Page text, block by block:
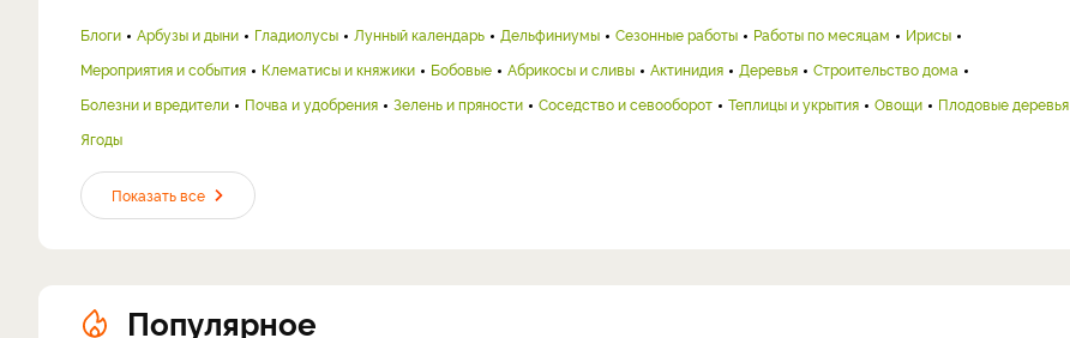
Блоги Арбузы и дыни Гладиолусы Лунный календарь Дельфиниумы Сезонные работы Работы по месяцам
Ирисы
Мероприятия и события
Клематисы и княжики Бобовые Абрикосы и сливы Актинидия Деревья
Строительство дома
Болезни и вредители
Почва и удобрения Зелень и пряности Соседство и севооборот Теплицы и укрытия Овощи
Плодовые деревья
Ягоды
Показать все
Популярное